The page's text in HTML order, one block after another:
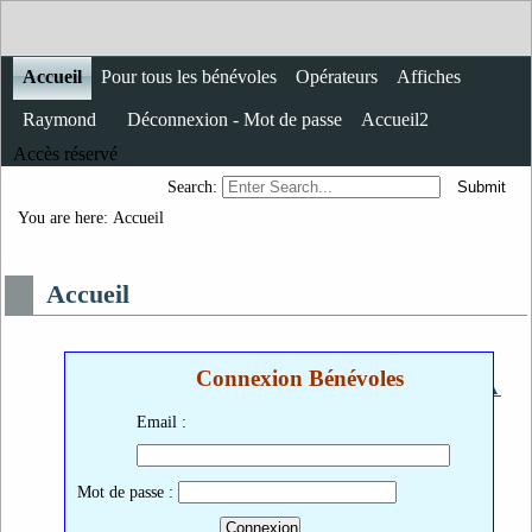
Accueil Pour tous les bénévoles Opérateurs Affiches
Raymond
Accès réservé
Déconnexion - Mot de passe Accueil2
Search:
You are here: Accueil
Accueil
Connexion Bénévoles
Email :
Mot de passe :
▲
◄Tableau des bénévoles